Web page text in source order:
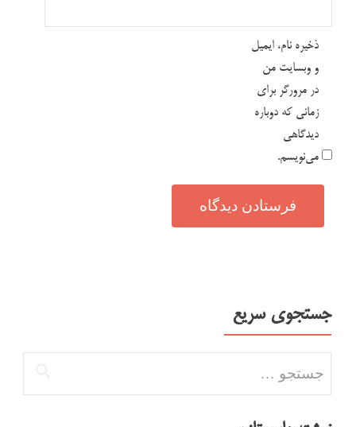
ذخیره نام، ایمیل
و وبسایت من
در مرورگر برای
زمانی که دوباره
دیدگاهی
می‌نویسم.
جستجوی سریع